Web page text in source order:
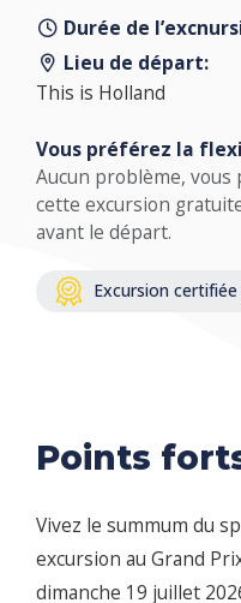
Durée de
Lieu de départ:
This is Holland
Vous préférez la
Aucun problème,
cette excursion
avant le départ.
Excursion
Points
Vivez le summum du
excursion au Grand
dimanche 19 juillet